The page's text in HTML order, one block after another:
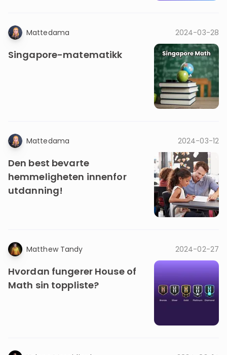
Mattedama 2024-03-28
Singapore-matematikk
Mattedama 2024-03-12
Den best bevarte
hemmeligheten innenfor
utdanning!
Matthew Tandy 2024-02-27
Hvordan fungerer House of
Math sin toppliste?